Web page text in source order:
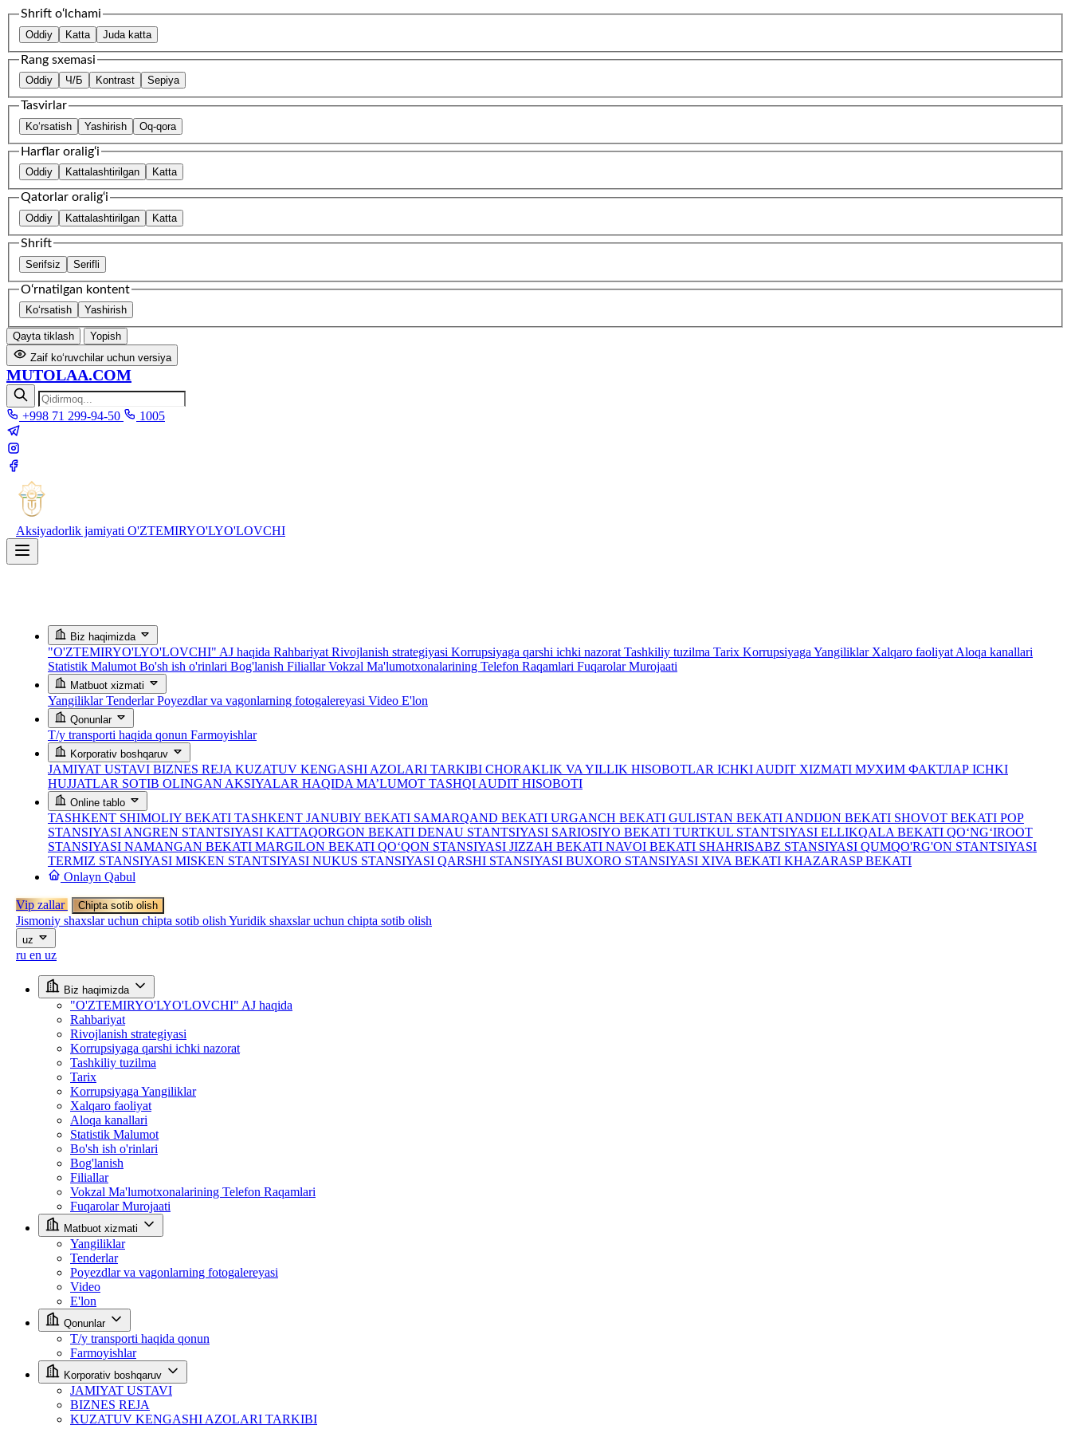
Shrift o‘lchami
Oddiy Katta Juda katta
Rang sxemasi
Oddiy Ч/Б Kontrast Sepiya
Tasvirlar
Ko‘rsatish Yashirish Oq-qora
Harflar oralig‘i
Oddiy Kattalashtirilgan Katta
Qatorlar oralig‘i
Oddiy Kattalashtirilgan Katta
Shrift
Serifsiz Serifli
O‘rnatilgan kontent
Ko‘rsatish Yashirish
Qayta tiklash
Yopish
Zaif ko‘ruvchilar uchun versiya
MUTOLAA.COM
+998 71 299-94-50 1005
Aksiyadorlik jamiyati O'ZTEMIRYO'LYO'LOVCHI
Biz haqimizda
"O'ZTEMIRYO'LYO'LOVCHI" AJ haqida Rahbariyat Rivojlanish strategiyasi Korrupsiyaga qarshi ichki nazorat Tashkiliy tuzilma Tarix Korrupsiyaga Yangiliklar Xalqaro faoliyat Aloqa kanallari
Statistik Malumot Bo'sh ish o'rinlari Bog'lanish FiliallarVokzal Ma'lumotxonalarining Telefon Raqamlari Fuqarolar Murojaati
Matbuot xizmati
YangiliklarTenderlarPoyezdlar va vagonlarning fotogalereyasi Video E'lon
Qonunlar
T/y transporti haqida qonun Farmoyishlar
Korporativ boshqaruv
JAMIYAT USTAVI BIZNES REJA KUZATUV KENGASHI AZOLARI TARKIBI CHORAKLIK VA YILLIK HISOBOTLAR ICHKI AUDIT XIZMATI МУХИМ ФАКТЛАР ICHKI
HUJJATLAR SOTIB OLINGAN AKSIYALAR HAQIDA MA’LUMOT TASHQI AUDIT HISOBOTI
Online tablo
TASHKENT SHIMOLIY BEKATI TASHKENT JANUBIY BEKATI SAMARQAND BEKATI URGANCH BEKATI GULISTAN BEKATI ANDIJON BEKATI SHOVOT BEKATI POP
STANSIYASI ANGREN STANTSIYASI KATTAQORGON BEKATI DENAU STANTSIYASI SARIOSIYO BEKATI TURTKUL STANTSIYASI ELLIKQALA BEKATI QO‘NG‘IROOT
STANSIYASI NAMANGAN BEKATI MARGILON BEKATI QO‘QON STANSIYASI JIZZAH BEKATI NAVOI BEKATI SHAHRISABZ STANSIYASI QUMQO'RG'ON STANTSIYASI
TERMIZ STANSIYASI MISKEN STANTSIYASI NUKUS STANSIYASI QARSHI STANSIYASI BUXORO STANSIYASI XIVA BEKATI KHAZARASP BEKATI
Onlayn Qabul
Vip zallar Chipta sotib olish
Jismoniy shaxslar uchun chipta sotib olish Yuridik shaxslar uchun chipta sotib olish
uz
ru en uz
Biz haqimizda
"O'ZTEMIRYO'LYO'LOVCHI" AJ haqida
Rahbariyat
Rivojlanish strategiyasi
Korrupsiyaga qarshi ichki nazorat
Tashkiliy tuzilma
Tarix
Korrupsiyaga Yangiliklar
Xalqaro faoliyat
Aloqa kanallari
Statistik Malumot
Bo'sh ish o'rinlari
Bog'lanish
Filiallar
Vokzal Ma'lumotxonalarining Telefon Raqamlari
Fuqarolar Murojaati
Matbuot xizmati
Yangiliklar
Tenderlar
Poyezdlar va vagonlarning fotogalereyasi
Video
E'lon
Qonunlar
T/y transporti haqida qonun
Farmoyishlar
Korporativ boshqaruv
JAMIYAT USTAVI
BIZNES REJA
KUZATUV KENGASHI AZOLARI TARKIBI